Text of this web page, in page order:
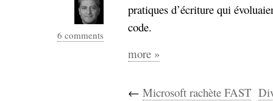
6 comments
pratiques d’écriture qui
code.
more »
← Microsoft rachète FAST